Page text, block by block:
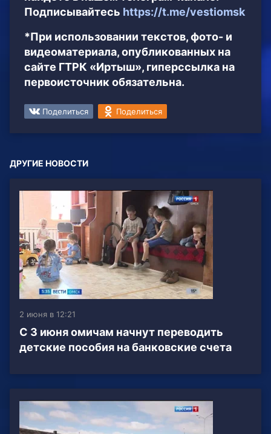
Подписывайтесь https://t.me/vestiomsk
*При использовании текстов, фото- и
видеоматериала, опубликованных на
сайте ГТРК «Иртыш», гиперссылка на
первоисточник обязательна.
Поделиться Поделиться
ДРУГИЕ НОВОСТИ
2 июня в 12:21
С 3 июня омичам начнут переводить
детские пособия на банковские счета